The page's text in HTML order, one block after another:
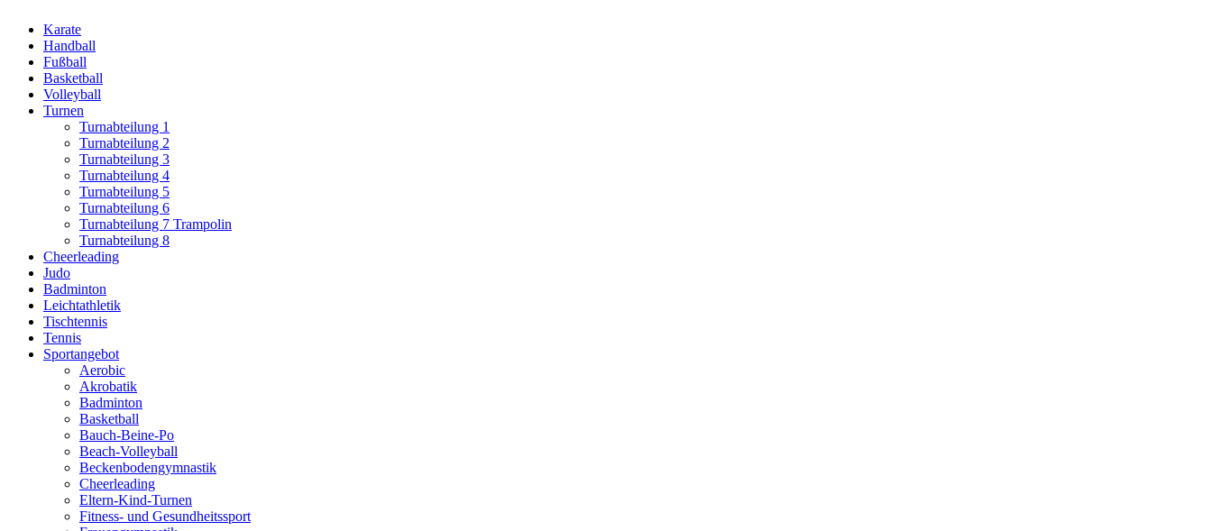
Karate
Handball
Fußball
Basketball
Volleyball
Turnen
Turnabteilung 1
Turnabteilung 2
Turnabteilung 3
Turnabteilung 4
Turnabteilung 5
Turnabteilung 6
Turnabteilung 7 Trampolin
Turnabteilung 8
Cheerleading
Judo
Badminton
Leichtathletik
Tischtennis
Tennis
Sportangebot
Aerobic
Akrobatik
Badminton
Basketball
Bauch-Beine-Po
Beach-Volleyball
Beckenbodengymnastik
Cheerleading
Eltern-Kind-Turnen
Fitness- und Gesundheitssport